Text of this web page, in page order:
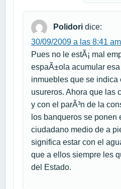
Polidori dice:
30/09/2009 a las 8:41 am
Pues no le estÃ¡ mal
espaÃ±ola acumular
inmuebles que se indica
usureros. Ahora que las
y con el parÃ³n de la
los banqueros se ponen
ciudadano medio de a
significa estar con el
que a ellos siempre les
del Estado.